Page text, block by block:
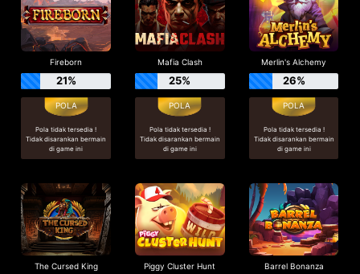
Fireborn
21%
Pola tidak tersedia !
Tidak disarankan bermain
di game ini
Mafia Clash
25%
Pola tidak tersedia !
Tidak disarankan bermain
di game ini
Merlin's Alchemy
26%
Pola tidak tersedia !
Tidak disarankan bermain
di game ini
The Cursed King Piggy Cluster Hunt Barrel Bonanza